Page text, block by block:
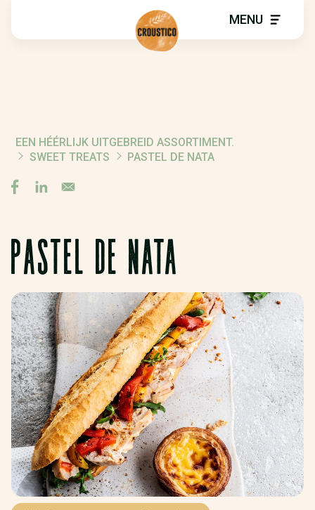
MENU
BREADCRUMB
EEN HÉÉRLIJK UITGEBREID ASSORTIMENT.
SWEET TREATS
PASTEL DE NATA
PASTEL DE NATA